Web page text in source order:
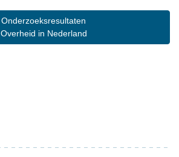
Onderzoeksresultaten
Overheid in Nederland